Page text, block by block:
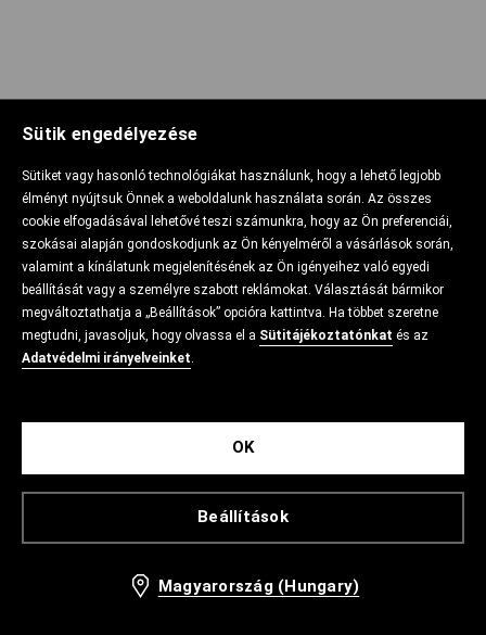
Sütik engedélyezése
Sütiket vagy hasonló technológiákat használunk, hogy a lehető legjobb
élményt nyújtsuk Önnek a weboldalunk használata során. Az összes
cookie elfogadásával lehetővé teszi számunkra, hogy az Ön preferenciái,
szokásai alapján gondoskodjunk az Ön kényelméről a vásárlások során,
valamint a kínálatunk megjelenítésének az Ön igényeihez való egyedi
beállítását vagy a személyre szabott reklámokat. Választását bármikor
megváltoztathatja a „Beállítások” opcióra kattintva. Ha többet szeretne
megtudni, javasoljuk, hogy olvassa el a Sütitájékoztatónkat és az
Adatvédelmi irányelveinket.
Beállítások
OK
Magyarország (Hungary)